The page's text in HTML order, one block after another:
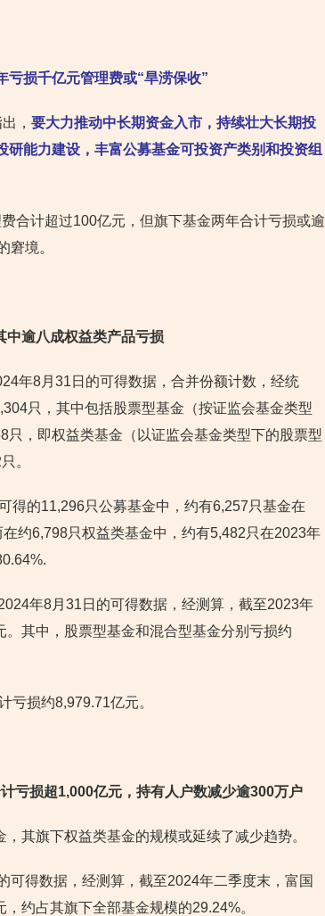
亏损千亿元管理费或“旱涝保收”
， 要大力推动中长期资金入市，持续壮大长期投
研能力建设，丰富公募基金可投资产类别和投资组
合计超过100亿元，但旗下基金两年合计亏损或逾
窘境。
中逾八成权益类产品亏损
年8月31日的可得数据，合并份额计数，经统
只，其中包括股票型基金（按证监会基金类型
，即权益类基金（以证监会基金类型下的股票型
。
得的11,296只公募基金中，约有6,257只基金在
约6,798只权益类基金中，约有5,482只在2023年
年8月31日的可得数据，经测算，截至2023年
其中，股票型基金和混合型基金分别亏损约
亏损约8,979.71亿元。
亏损超1,000亿元，持有人户数减少逾300万户
其旗下权益类基金的规模或延续了减少趋势。
得数据，经测算，截至2024年二季度末，富国
约占其旗下全部基金规模的29.24%。